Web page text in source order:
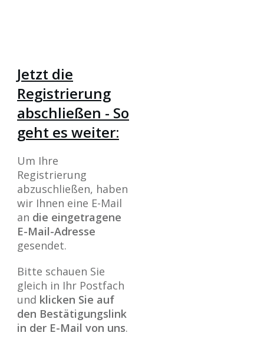
Jetzt die
Registrierung
abschließen - So
geht es weiter:
Um Ihre
Registrierung
abzuschließen, haben
wir Ihnen eine E-Mail
an die eingetragene
E-Mail-Adresse
gesendet.
Bitte schauen Sie
gleich in Ihr Postfach
und klicken Sie auf
den Bestätigungslink
in der E-Mail von uns.